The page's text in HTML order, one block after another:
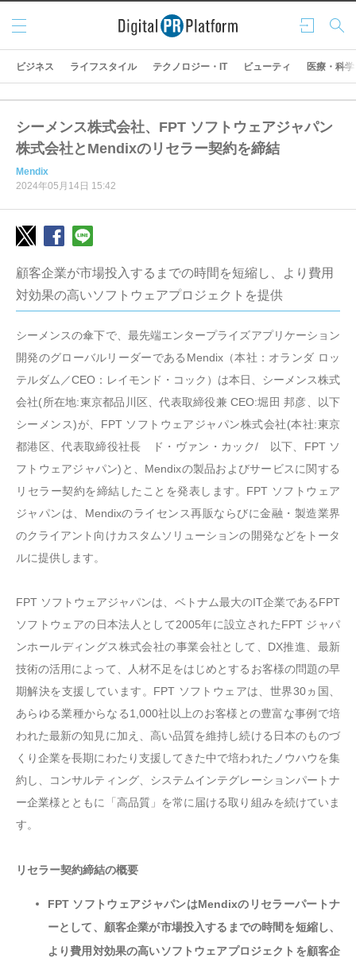
ログ
イン
検索
メニ
ュー
ビジネス ライフスタイル テクノロジー・IT ビューティ 医療・科学
シーメンス株式会社、FPT ソフトウェアジャパン
株式会社とMendixのリセラー契約を締結
Mendix
2024年05月14日 15:42
顧客企業が市場投入するまでの時間を短縮し、より費用
対効果の高いソフトウェアプロジェクトを提供
シーメンスの傘下で、最先端エンタープライズアプリケーション
開発のグローバルリーダーであるMendix（本社：オランダ ロッ
テルダム／CEO：レイモンド・コック）は本日、シーメンス株式
会社(所在地:東京都品川区、代表取締役兼 CEO:堀田 邦彦、以下
シーメンス)が、FPT ソフトウェアジャパン株式会社(本社:東京
都港区、代表取締役社長 ド・ヴァン・カック/ 以下、FPT ソ
フトウェアジャパン)と、Mendixの製品およびサービスに関する
リセラー契約を締結したことを発表します。FPT ソフトウェア
ジャパンは、Mendixのライセンス再販ならびに金融・製造業界
のクライアント向けカスタムソリューションの開発などをトータ
ルに提供します。
FPT ソフトウェアジャパンは、ベトナム最大のIT企業であるFPT
ソフトウェアの日本法人として2005年に設立されたFPT ジャパ
ンホールディングス株式会社の事業会社として、DX推進、最新
技術の活用によって、人材不足をはじめとするお客様の問題の早
期解決を支援しています。FPT ソフトウェアは、世界30ヵ国、
あらゆる業種からなる1,000社以上のお客様との豊富な事例で培
われた最新の知見に加え、高い品質を維持し続ける日本のものづ
くり企業を長期にわたり支援してきた中で培われたノウハウを集
約し、コンサルティング、システムインテグレーションパートナ
ー企業様とともに「高品質」を常に届ける取り組みを続けていま
す。
リセラー契約締結の概要
FPT ソフトウェアジャパンはMendixのリセラーパートナ
ーとして、顧客企業が市場投入するまでの時間を短縮し、
より費用対効果の高いソフトウェアプロジェクトを顧客企